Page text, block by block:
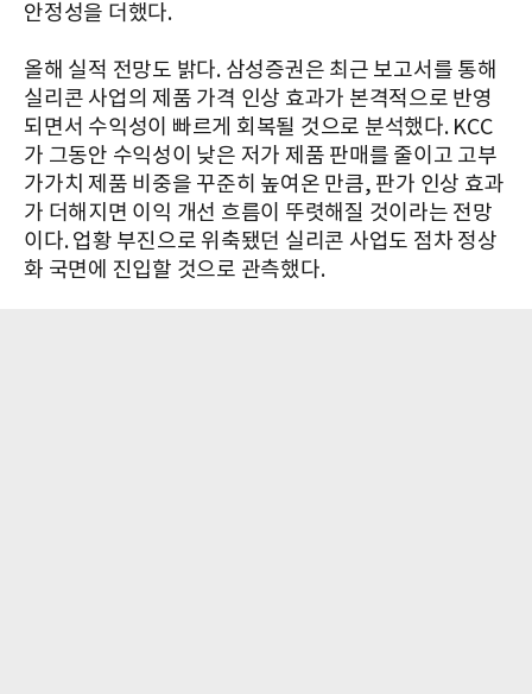
안정성을 더했다.
올해 실적 전망도 밝다. 삼성증권은 최근 보고서를 통해
실리콘 사업의 제품 가격 인상 효과가 본격적으로 반영
되면서 수익성이 빠르게 회복될 것으로 분석했다. KCC
가 그동안 수익성이 낮은 저가 제품 판매를 줄이고 고부
가가치 제품 비중을 꾸준히 높여온 만큼, 판가 인상 효과
가 더해지면 이익 개선 흐름이 뚜렷해질 것이라는 전망
이다. 업황 부진으로 위축됐던 실리콘 사업도 점차 정상
화 국면에 진입할 것으로 관측했다.